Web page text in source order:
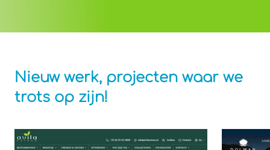
Nieuw werk, projecten waar we
trots op zijn!